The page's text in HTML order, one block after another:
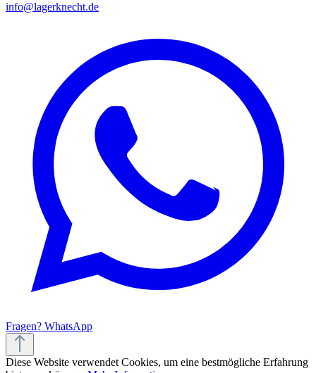
info@lagerknecht.de
Fragen? WhatsApp
Diese Website verwendet Cookies, um eine bestmögliche Erfahrung